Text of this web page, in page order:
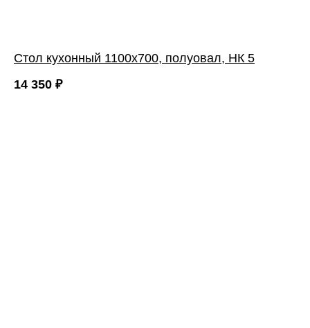
Cтол кухонный 1100х700, полуовал, НК 5
14 350 ₽